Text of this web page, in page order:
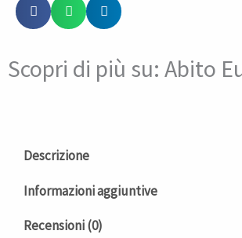
Scopri di più su: Abito
Descrizione
Informazioni aggiuntive
Recensioni (0)